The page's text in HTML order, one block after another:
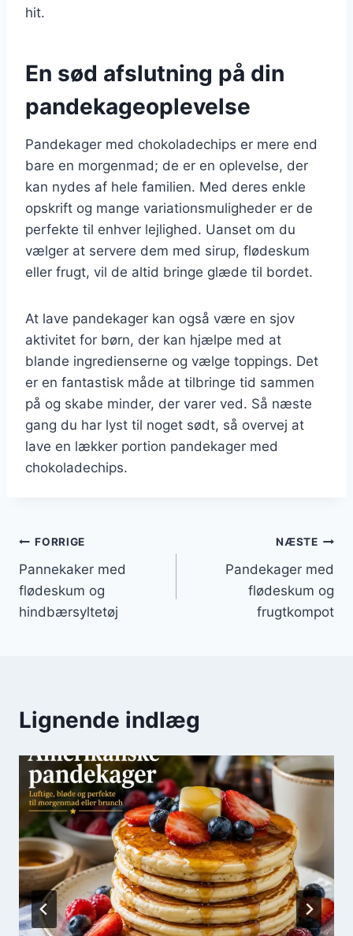
hit.
En sød afslutning på din
pandekageoplevelse
Pandekager med chokoladechips er mere end
bare en morgenmad; de er en oplevelse, der
kan nydes af hele familien. Med deres enkle
opskrift og mange variationsmuligheder er de
perfekte til enhver lejlighed. Uanset om du
vælger at servere dem med sirup, flødeskum
eller frugt, vil de altid bringe glæde til bordet.
At lave pandekager kan også være en sjov
aktivitet for børn, der kan hjælpe med at
blande ingredienserne og vælge toppings. Det
er en fantastisk måde at tilbringe tid sammen
på og skabe minder, der varer ved. Så næste
gang du har lyst til noget sødt, så overvej at
lave en lækker portion pandekager med
chokoladechips.
Indlægsnavigation
FORRIGE
Pannekaker med
flødeskum og
hindbærsyltetøj
NÆSTE
Pandekager med
flødeskum og
frugtkompot
Lignende indlæg